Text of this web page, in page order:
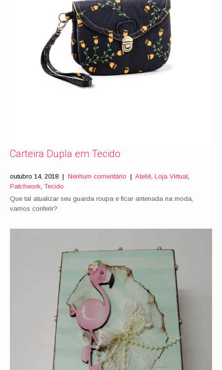
Carteira Dupla em Tecido
outubro 14, 2018 | Nenhum comentário | Ateliê, Loja Virtual,
Patchwork, Tecido
Que tal atualizar seu guarda roupa e ficar antenada na moda,
vamos conferir?